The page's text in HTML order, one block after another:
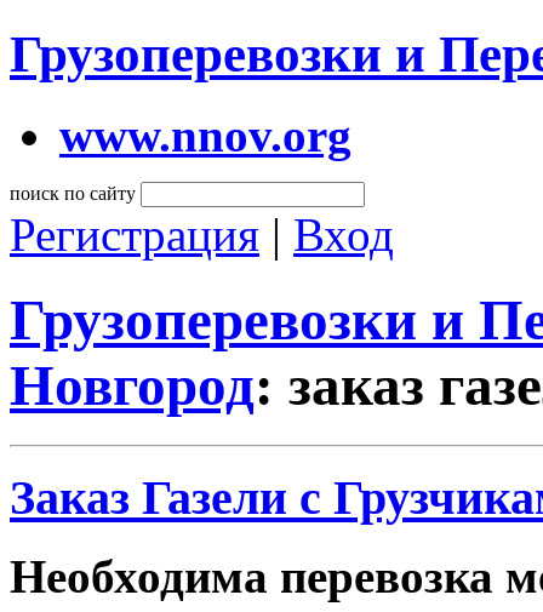
Грузоперевозки и
www.nnov.org
поиск по сайту
Регистрация | Вход
Грузоперевозки и
Новгород: заказ
Заказ Газели с
Необходима перевозка